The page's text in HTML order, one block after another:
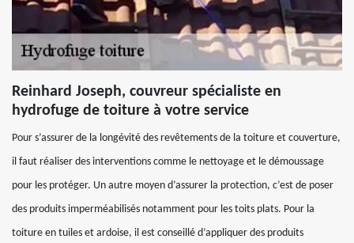
Reinhard Joseph, couvreur spécialiste en
hydrofuge de toiture à votre service
Pour s’assurer de la longévité des revêtements de la toiture et couverture,
il faut réaliser des interventions comme le nettoyage et le démoussage
pour les protéger. Un autre moyen d’assurer la protection, c’est de poser
des produits imperméabilisés notamment pour les toits plats. Pour la
toiture en tuiles et ardoise, il est conseillé d’appliquer des produits